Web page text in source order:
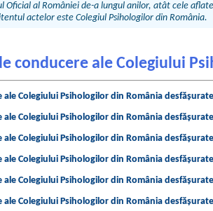
Oficial al României de-a lungul anilor, atât cele
actelor este Colegiul Psihologilor din România.
conducere ale Colegiului
Colegiului Psihologilor din România
Colegiului Psihologilor din România
Colegiului Psihologilor din România
Colegiului Psihologilor din România
Colegiului Psihologilor din România
Colegiului Psihologilor din România